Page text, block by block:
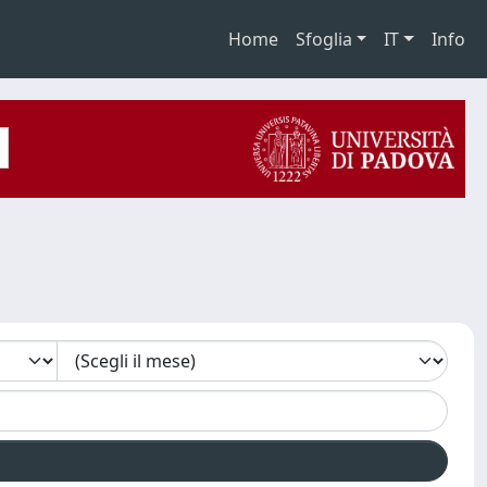
Home Sfoglia IT Info